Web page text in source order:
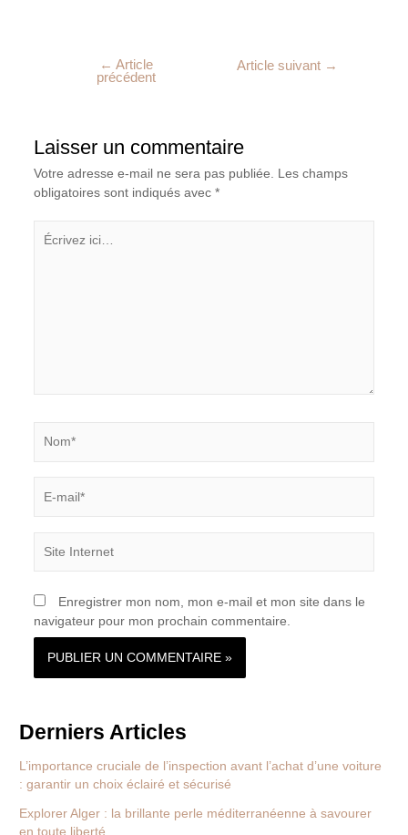
← Article
précédent
Article suivant →
Laisser un commentaire
Votre adresse e-mail ne sera pas publiée.
Les champs
obligatoires sont indiqués avec *
Écrivez
ici…
mail*
Internet
Enregistrer mon nom, mon e-mail et mon site dans le
navigateur pour mon prochain commentaire.
Derniers Articles
L’importance cruciale de l’inspection avant l’achat d’une voiture
: garantir un choix éclairé et sécurisé
Explorer Alger : la brillante perle méditerranéenne à savourer
en toute liberté